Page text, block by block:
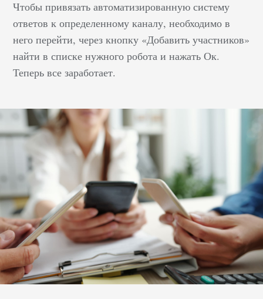
Чтобы привязать автоматизированную систему
ответов к определенному каналу, необходимо в
него перейти, через кнопку «Добавить участников»
найти в списке нужного робота и нажать Ок.
Теперь все заработает.